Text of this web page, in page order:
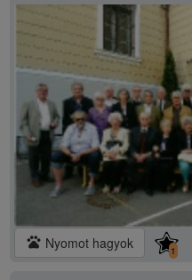
pets Nyomot hagyok 1